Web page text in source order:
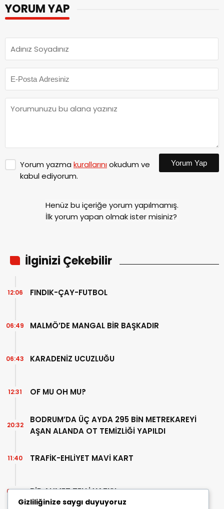
YORUM YAP
Yorum yazma kurallarınıokudum ve
kabul ediyorum.
Yorum Yap
Henüz bu içeriğe yorum yapılmamış.
İlk yorum yapan olmak ister misiniz?
İlginizi Çekebilir
FINDIK-ÇAY-FUTBOL
12:06
MALMÖ’DE MANGAL BİR BAŞKADIR
06:49
KARADENİZ UCUZLUĞU
06:43
OF MU OH MU?
12:31
BODRUM’DA ÜÇ AYDA 295 BİN METREKAREYİ
AŞAN ALANDA OT TEMİZLİĞİ YAPILDI
20:32
TRAFİK-EHLİYET MAVİ KART
11:40
BİR AHMET TELLİ YAZISI
07:30
Gizliliğinize saygı duyuyoruz